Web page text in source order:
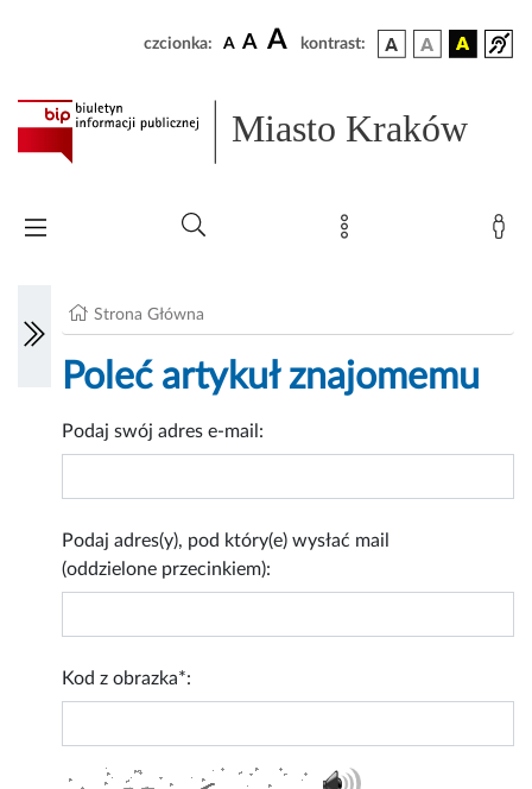
czcionka: A A A kontrast:
Miasto Kraków
Strona Główna
Poleć artykuł znajomemu
Podaj swój adres e-mail:
Podaj adres(y), pod który(e) wysłać mail
(oddzielone przecinkiem):
Kod z obrazka*: